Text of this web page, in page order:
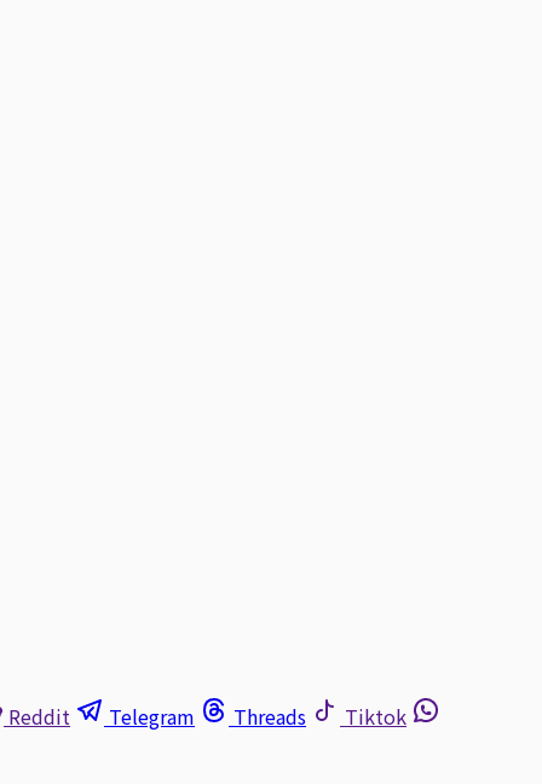
Reddit Telegram Threads Tiktok